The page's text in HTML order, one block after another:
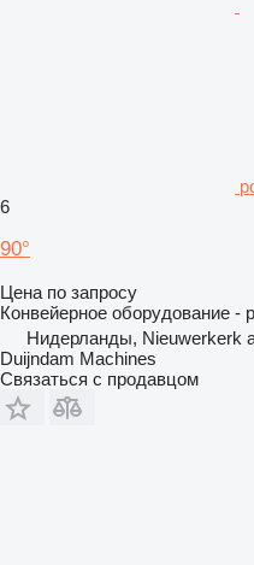
6
90°
Цена по запросу
Конвейерное оборудование -
Нидерланды, Nieuwerkerk
Duijndam Machines
Связаться с продавцом